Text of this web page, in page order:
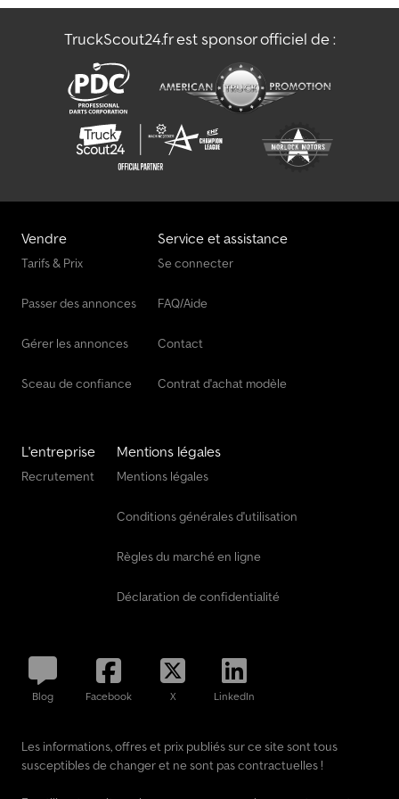
TruckScout24.fr est sponsor officiel de :
Vendre
Tarifs & Prix
Passer des annonces
Gérer les annonces
Sceau de confiance
Service et assistance
Se connecter
FAQ/Aide
Contact
Contrat d'achat modèle
L'entreprise
Recrutement
Mentions légales
Mentions légales
Conditions générales d'utilisation
Règles du marché en ligne
Déclaration de confidentialité
Blog Facebook X LinkedIn
Les informations, offres et prix publiés sur ce site sont tous
susceptibles de changer et ne sont pas contractuelles !